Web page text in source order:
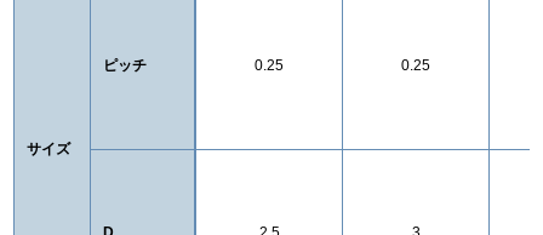
サイズ
ピッチ 0.25 0.25